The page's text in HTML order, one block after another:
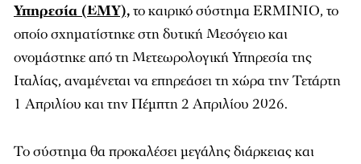
Υπηρεσία (ΕΜΥ),το καιρικό σύστημα ERMINIO, το
οποίο σχηματίστηκε στη δυτική Μεσόγειο και
ονομάστηκε από τη Μετεωρολογική Υπηρεσία της
Ιταλίας, αναμένεται να επηρεάσει τη χώρα την Τετάρτη
1 Απριλίου και την Πέμπτη 2 Απριλίου 2026.
Το σύστημα θα προκαλέσει μεγάλης διάρκειας και